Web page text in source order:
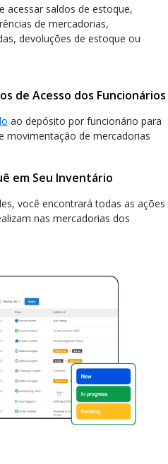
acessar saldos de estoque,
de mercadorias,
devoluções de estoque ou
de Acesso dos Funcionários
ao depósito por funcionário para
movimentação de mercadorias
em Seu Inventário
você encontrará todas as ações
nas mercadorias dos